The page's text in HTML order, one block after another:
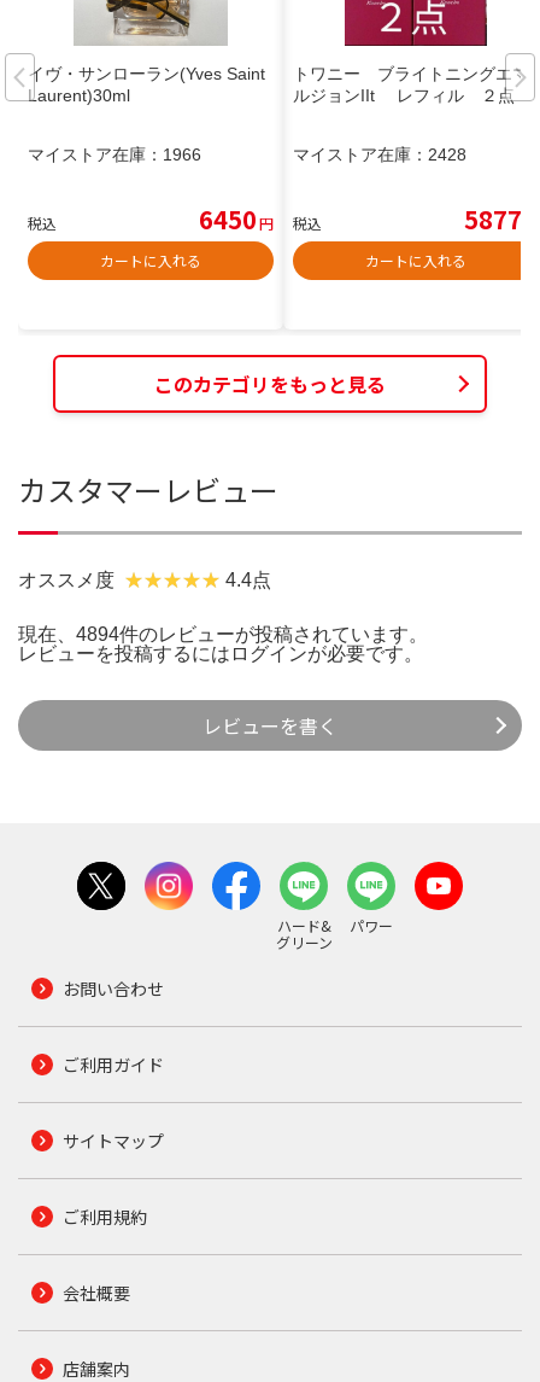
イヴ・サンローラン(Yves Saint
Laurent)30ml
マイストア在庫： 1966
税込 6450円
カートに入れる
トワニー ブライトニングエマ
ルジョンIIt レフィル ２点
マイストア在庫： 2428
税込 5877
カートに入れる
このカテゴリをもっと見る
カスタマーレビュー
オススメ度 4.4点
現在、4894件のレビューが投稿されています。
レビューを投稿するには ログインが必要です。
レビューを書く
ハード&
グリーン
パワー
お問い合わせ
ご利用ガイド
サイトマップ
ご利用規約
会社概要
店舗案内